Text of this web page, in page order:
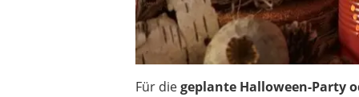
Ferngesteuertes Auto
Für diegeplante Halloween-Party